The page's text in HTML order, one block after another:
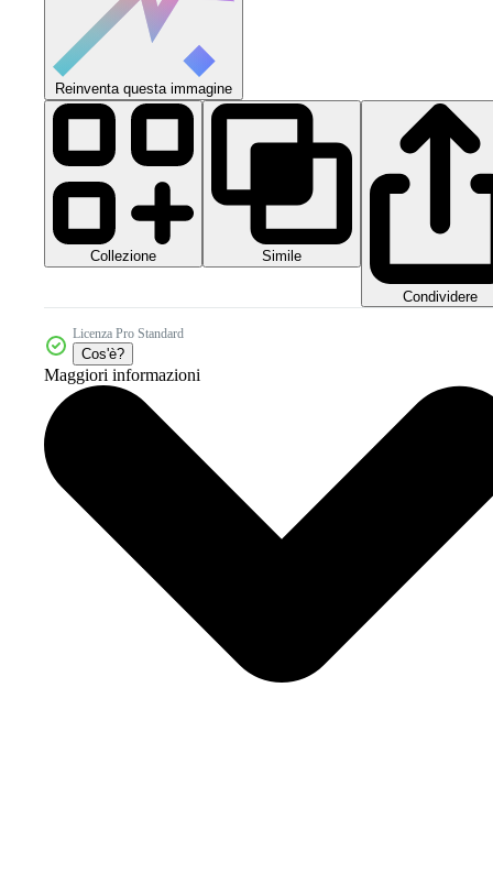
Reinventa questa immagine
Collezione Simile
Condividere
Licenza Pro Standard
Cos'è?
Maggiori informazioni